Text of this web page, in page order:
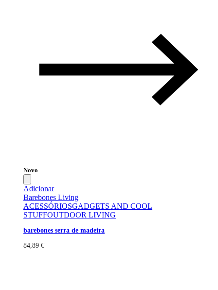
Novo
Adicionar
Barebones Living
ACESSÓRIOSGADGETS AND COOL
STUFFOUTDOOR LIVING
barebones serra de madeira
84,89 €